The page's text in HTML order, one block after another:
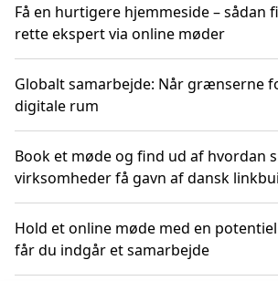
Få en hurtigere hjemmeside – sådan
rette ekspert via online møder
Globalt samarbejde: Når grænserne
digitale rum
Book et møde og find ud af hvordan
virksomheder få gavn af dansk
Hold et online møde med en
får du indgår et samarbejde